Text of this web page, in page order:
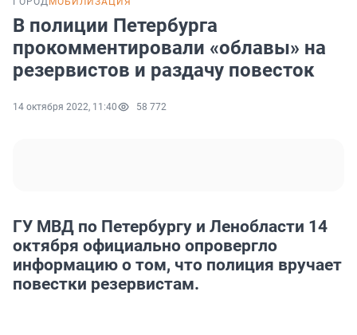
В полиции Петербурга
прокомментировали «облавы» на
резервистов и раздачу повесток
14 октября 2022, 11:40 58 772
ГУ МВД по Петербургу и Ленобласти 14
октября официально опровергло
информацию о том, что полиция вручает
повестки резервистам.